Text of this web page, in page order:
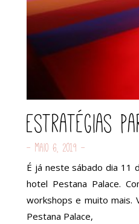
Estratégias
- Maio 6, 2019 -
É já neste sábado dia 11
hotel Pestana Palace.
workshops e muito
Pestana Palace,